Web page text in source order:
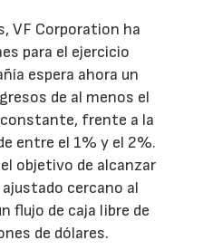
VF Corporation ha
para el ejercicio
espera ahora un
de al menos el
frente a la
entre el 1% y el 2%.
objetivo de alcanzar
cercano al
flujo de caja libre de
de dólares.